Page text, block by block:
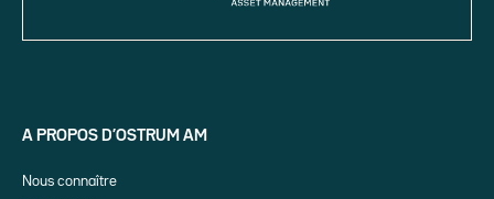
A PROPOS D’OSTRUM AM
Nous connaître